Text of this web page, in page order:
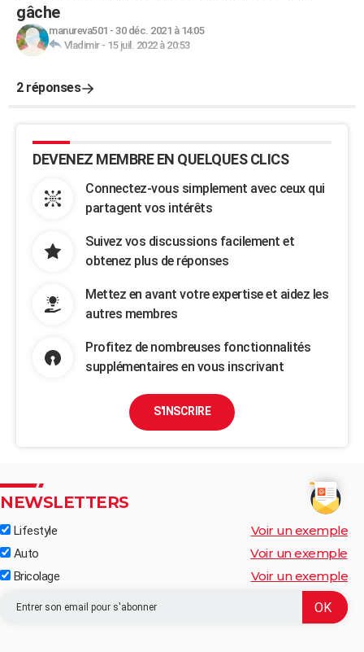
gâche
manureva501 - 30 déc. 2021 à 14:05
Vladimir- 15 juil. 2022 à 20:53
2 réponses
DEVENEZ MEMBRE EN QUELQUES CLICS
Connectez-vous simplement avec ceux qui
partagent vos intérêts
Suivez vos discussions facilement et
obtenez plus de réponses
Mettez en avant votre expertise et aidez les
autres membres
Profitez de nombreuses fonctionnalités
supplémentaires en vous inscrivant
S'INSCRIRE
NEWSLETTERS
Lifestyle Voir un exemple
Auto Voir un exemple
Bricolage Voir un exemple